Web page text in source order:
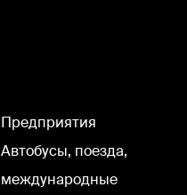
Предприятия
Автобусы, поезда,
международные